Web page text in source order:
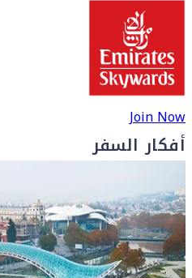
Join Now
أفكار السفر